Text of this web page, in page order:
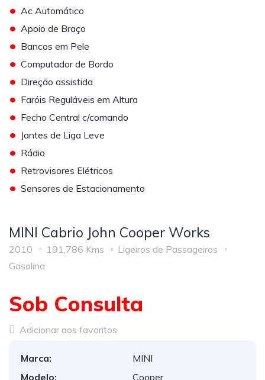
• Ac Automático
• Apoio de Braço
• Bancos em Pele
• Computador de Bordo
• Direção assistida
• Faróis Reguláveis em Altura
• Fecho Central c/comando
• Jantes de Liga Leve
• Rádio
• Retrovisores Elétricos
• Sensores de Estacionamento
MINI Cabrio John Cooper Works
2010 191,786 Kms
Ligeiros de Passageiros
Gasolina
Sob Consulta
Adicionar aos favoritos
Marca:
MINI
Modelo:
Cooper